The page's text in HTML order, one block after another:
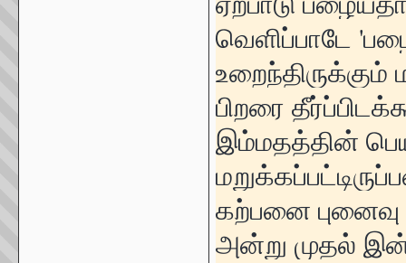
வெளிப்பாடே
பிறரை
இம்மதத்தின்
கற்பனை
அன்று முதல்